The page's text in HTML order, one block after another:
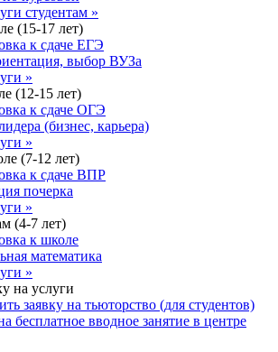
студентам »
(15-17 лет)
к сдаче ЕГЭ
выбор ВУЗа
»
(12-15 лет)
к сдаче ОГЭ
(бизнес, карьера)
»
(7-12 лет)
к сдаче ВПР
почерка
»
(4-7 лет)
к школе
математика
»
на услуги
заявку на тьюторство (для студентов)
бесплатное вводное занятие в центре